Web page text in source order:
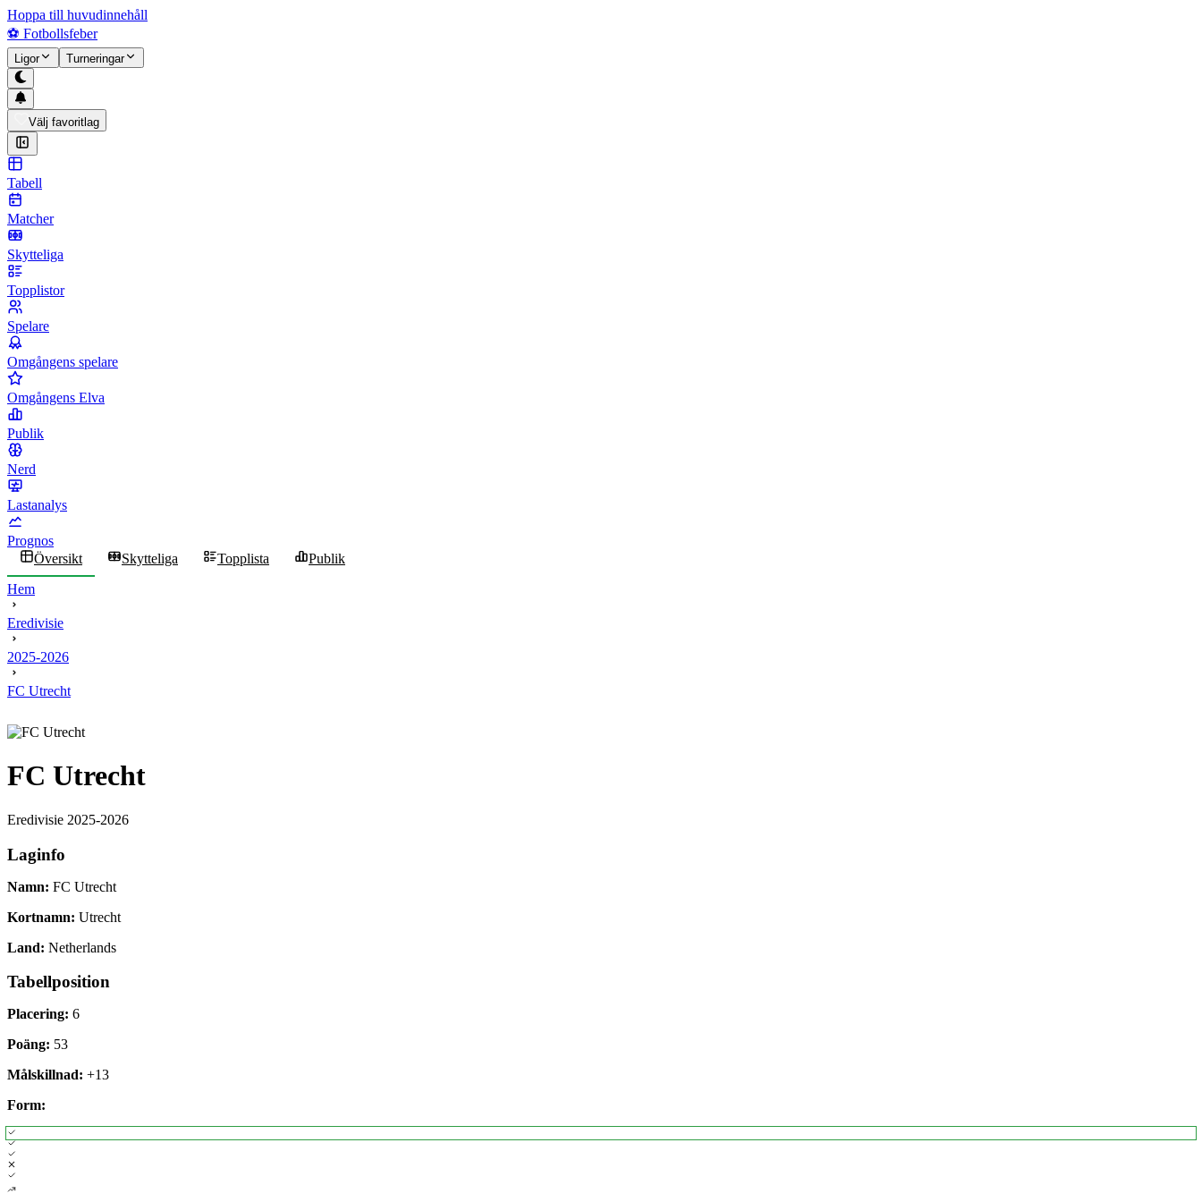
Hoppa till huvudinnehåll
⚽ Fotbollsfeber
Ligor Turneringar
Välj favoritlag
Tabell
Matcher
Skytteliga
Topplistor
Spelare
Omgångens spelare
Omgångens Elva
Publik
Nerd
Lastanalys
Prognos
Översikt
Skytteliga Topplista
Publik
Hem
Eredivisie
2025-2026
FC Utrecht
FC Utrecht
Eredivisie 2025-2026
Laginfo
Namn: FC Utrecht
Kortnamn: Utrecht
Land: Netherlands
Tabellposition
Placering: 6
Poäng: 53
Målskillnad: +13
Form: